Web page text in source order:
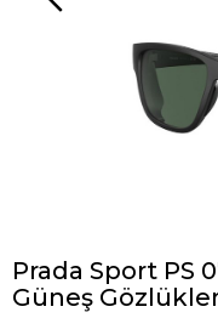
Prada Sport PS
Güneş